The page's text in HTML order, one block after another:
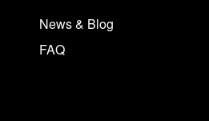
News & Blog
FAQ